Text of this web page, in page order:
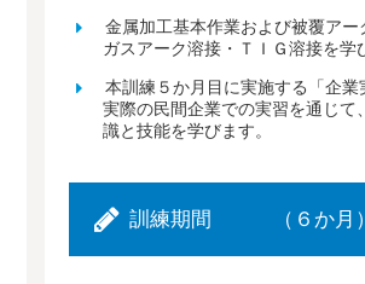
金属加工基本作業および被覆アー
ガスアーク溶接・ＴＩＧ溶接を学
本訓練５か月目に実施する「企業
実際の民間企業での実習を通じて
識と技能を学びます。
訓練期間 （６か月）